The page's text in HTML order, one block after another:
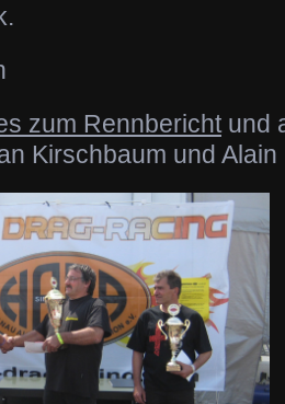
zum Rennberichtund
Kirschbaum und Alain